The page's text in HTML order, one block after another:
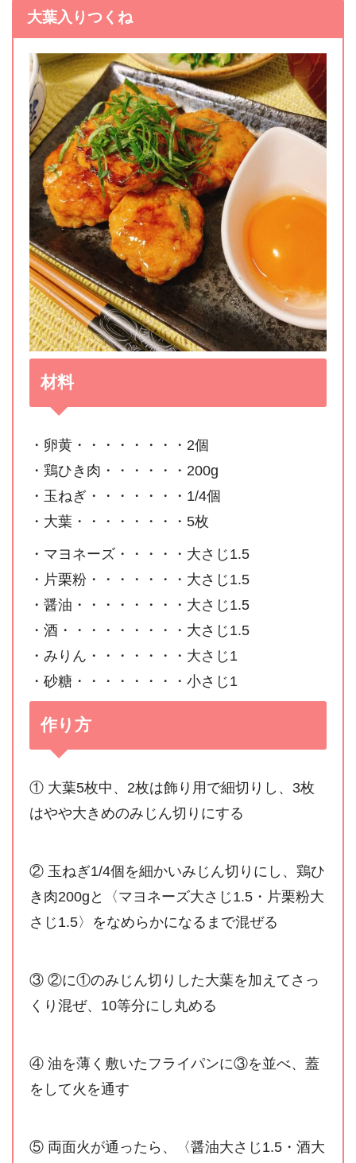
大葉入りつくね
材料
・卵黄・・・・・・・・2個
・鶏ひき肉・・・・・・200g
・玉ねぎ・・・・・・・1/4個
・大葉・・・・・・・・5枚
・マヨネーズ・・・・・大さじ1.5
・片栗粉・・・・・・・大さじ1.5
・醤油・・・・・・・・大さじ1.5
・酒・・・・・・・・・大さじ1.5
・みりん・・・・・・・大さじ1
・砂糖・・・・・・・・小さじ1
作り方
① 大葉5枚中、2枚は飾り用で細切りし、3枚
はやや大きめのみじん切りにする
② 玉ねぎ1/4個を細かいみじん切りにし、鶏ひ
き肉200gと〈マヨネーズ大さじ1.5・片栗粉大
さじ1.5〉をなめらかになるまで混ぜる
③ ②に①のみじん切りした大葉を加えてさっ
くり混ぜ、10等分にし丸める
④ 油を薄く敷いたフライパンに③を並べ、蓋
をして火を通す
⑤ 両面火が通ったら、〈醤油大さじ1.5・酒大